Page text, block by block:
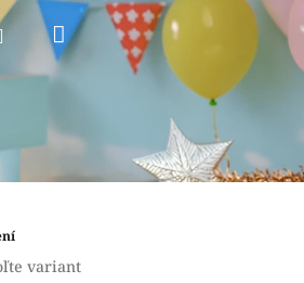
PrihlásenieNákupný
variant